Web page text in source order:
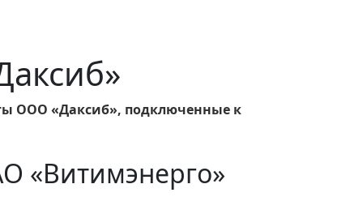
ООО «Даксиб», подключенные к
«Витимэнерго»